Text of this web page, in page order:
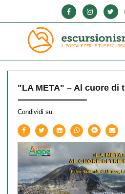
"LA META" – Al cuore di
Condividi su: